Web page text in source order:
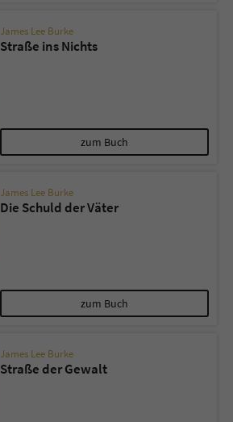
James Lee Burke
Straße ins Nichts
zum Buch
James Lee Burke
Die Schuld der Väter
zum Buch
James Lee Burke
Straße der Gewalt